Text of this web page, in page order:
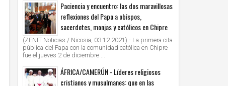
Paciencia y encuentro: las dos maravillosas
reflexiones del Papa a obispos,
sacerdotes, monjas y católicos en Chipre
(ZENIT Noticias / Nicosia, 03.12.2021).- La primera cita
pública del Papa con la comunidad católica en Chipre
fue el jueves 2 de diciembre ...
ÁFRICA/CAMERÚN - Líderes religiosos
cristianos y musulmanes: que en las